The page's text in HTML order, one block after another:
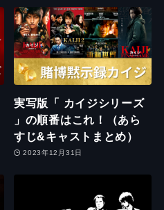
実写版「 カイジシリーズ
」の順番はこれ！（あら
すじ&キャストまとめ）
2023年12月31日